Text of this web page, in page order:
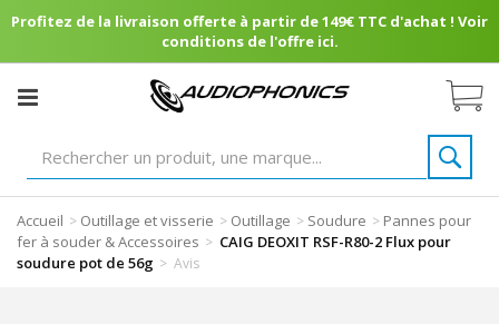
Profitez de la livraison offerte à partir de 149€ TTC d'achat ! Voir
conditions de l'offre ici.
Accueil > Outillage et visserie > Outillage > Soudure > Pannes pour
fer à souder & Accessoires > CAIG DEOXIT RSF-R80-2 Flux pour
soudure pot de 56g > Avis